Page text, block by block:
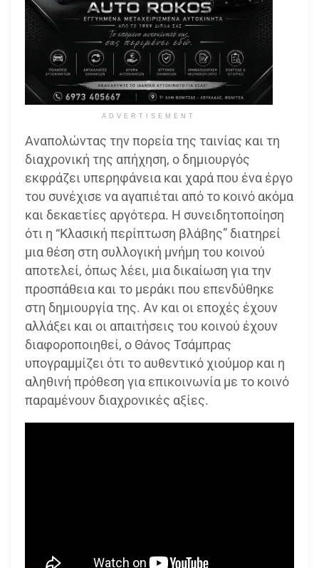
ADVERTISEMENT
Αναπολώντας την πορεία της ταινίας και τη
διαχρονική της απήχηση, ο δημιουργός
εκφράζει υπερηφάνεια και χαρά που ένα έργο
του συνέχισε να αγαπιέται από το κοινό ακόμα
και δεκαετίες αργότερα. Η συνειδητοποίηση
ότι η “Κλασική περίπτωση βλάβης” διατηρεί
μια θέση στη συλλογική μνήμη του κοινού
αποτελεί, όπως λέει, μια δικαίωση για την
προσπάθεια και το μεράκι που επενδύθηκε
στη δημιουργία της. Αν και οι εποχές έχουν
αλλάξει και οι απαιτήσεις του κοινού έχουν
διαφοροποιηθεί, ο Θάνος Τσάμπρας
υπογραμμίζει ότι το αυθεντικό χιούμορ και η
αληθινή πρόθεση για επικοινωνία με το κοινό
παραμένουν διαχρονικές αξίες.